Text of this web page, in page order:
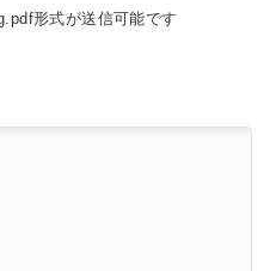
形式が送信可能です